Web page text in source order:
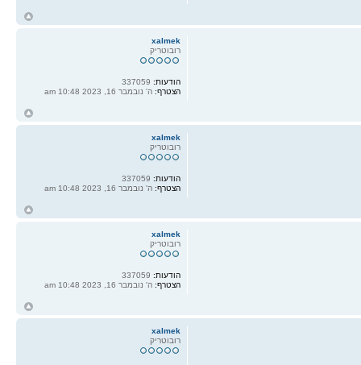
xalmek
רובוטריק
הודעות:337059
הצטרף:ה' נובמבר 16, 2023 10:48 am
xalmek
רובוטריק
הודעות:
הצטרף: ה' נובמבר 16, 2023 10:48 am
xalmek
רובוטריק
הודעות:337059
הצטרף:ה' נובמבר 16, 2023 10:48 am
xalmek
רובוטריק